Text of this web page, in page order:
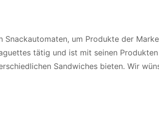
Snackautomaten, um Produkte der
tätig und ist mit seinen
Sandwiches bieten. Wir